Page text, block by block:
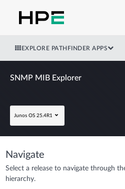
EXPLORE PATHFINDER APPS
SNMP MIB Explorer
Junos OS 25.4R1
Navigate
Select a release to navigate through
hierarchy.